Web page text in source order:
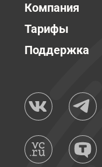
Компания
Тарифы
Поддержка